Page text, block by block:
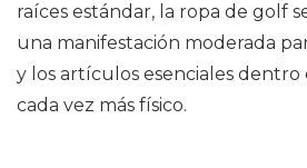
raíces estándar, la ropa de golf
una manifestación moderada
y los artículos esenciales
cada vez más físico.